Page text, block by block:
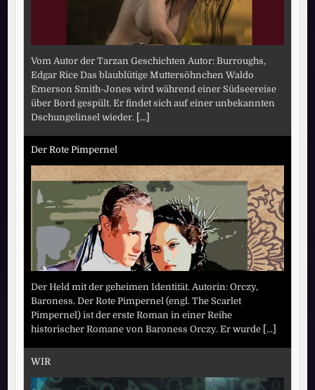
Vom Autor der Tarzan Geschichten Autor: Burroughs,
Edgar Rice Das blaublütige Muttersöhnchen Waldo
Emerson Smith-Jones wird während einer Südseereise
über Bord gespült. Er findet sich auf einer unbekannten
Dschungelinsel wieder. [...]
Der Rote Pimpernel
Der Held mit der geheimen Identität. Autorin: Orczy,
Baroness. Der Rote Pimpernel (engl. The Scarlet
Pimpernel) ist der erste Roman in einer Reihe
historischer Romane von Baroness Orczy. Er wurde [...]
WIR